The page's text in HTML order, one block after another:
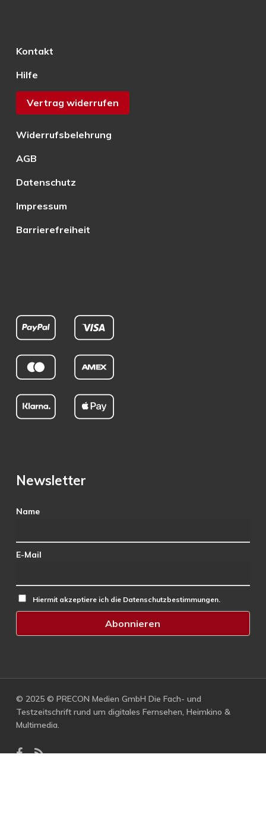
Kontakt
Hilfe
Vertrag widerrufen
Widerrufsbelehrung
AGB
Datenschutz
Impressum
Barrierefreiheit
Newsletter
Name
E-Mail
Hiermit akzeptiere ich die Datenschutzbestimmungen.
© 2025 © PRECON Medien GmbH Die Fach- und
Testzeitschrift rund um digitales Fernsehen, Heimkino &
Multimedia.
facebook
RSS